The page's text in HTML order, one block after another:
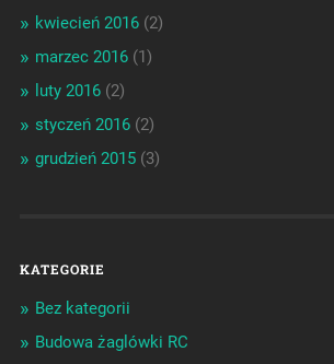
kwiecień 2016(2)
marzec 2016(1)
luty 2016(2)
styczeń 2016(2)
grudzień 2015(3)
KATEGORIE
Bez kategorii
Budowa żaglówki RC